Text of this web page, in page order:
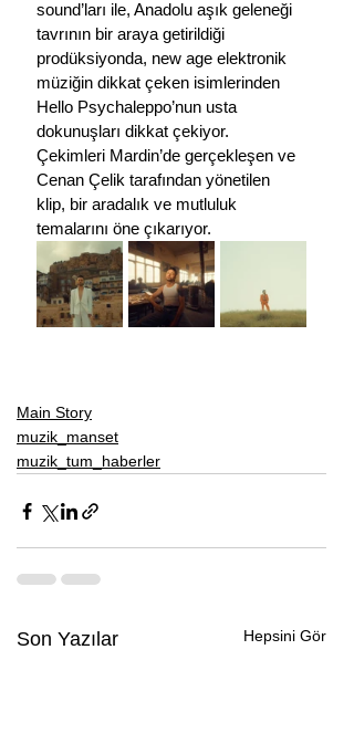
sound’ları ile, Anadolu aşık geleneği
tavrının bir araya getirildiği
prodüksiyonda, new age elektronik
müziğin dikkat çeken isimlerinden
Hello Psychaleppo’nun usta
dokunuşları dikkat çekiyor.
Çekimleri Mardin’de gerçekleşen ve
Cenan Çelik tarafından yönetilen
klip, bir aradalık ve mutluluk
temalarını öne çıkarıyor.
Main Story
muzik_manset
muzik_tum_haberler
Son Yazılar Hepsini Gör